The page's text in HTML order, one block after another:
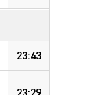
23:43